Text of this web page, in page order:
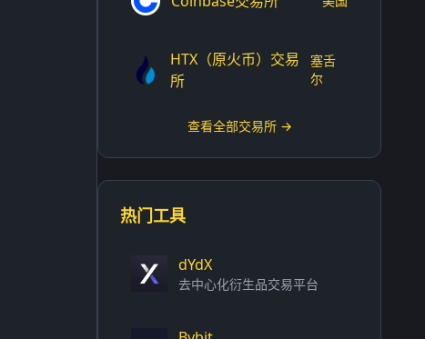
HTX（原火币）交易
所
塞舌
尔
查看全部交易所 →
热门工具
dYdX
去中心化衍生品交易平台